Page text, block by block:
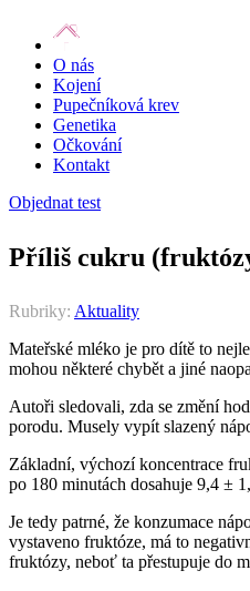
O nás
Kojení
Pupečníková krev
Genetika
Očkování
Kontakt
Objednat test
Příliš cukru
Rubriky: Aktuality
Mateřské mléko je pro dítě to
mohou některé chybět a jiné
Autoři sledovali, zda se změní
porodu. Musely vypít slazený
Základní, výchozí koncentrace
po 180 minutách dosahuje 9,4 ±
Je tedy patrné, že konzumace
vystaveno fruktóze, má to
fruktózy, neboť ta přestupuje do